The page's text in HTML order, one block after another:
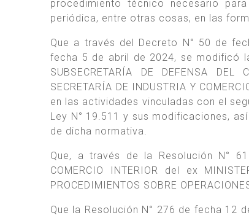
procedimiento técnico necesario
periódica, entre otras cosas, en las
Que a través del Decreto N° 50 de
fecha 5 de abril de 2024, se modificó
SUBSECRETARÍA DE DEFENSA
SECRETARÍA DE INDUSTRIA Y
en las actividades vinculadas con el
Ley N° 19.511 y sus modificaciones,
de dicha normativa.
Que, a través de la Resolución N°
COMERCIO INTERIOR del ex
PROCEDIMIENTOS SOBRE
Que la Resolución N° 276 de fecha 12